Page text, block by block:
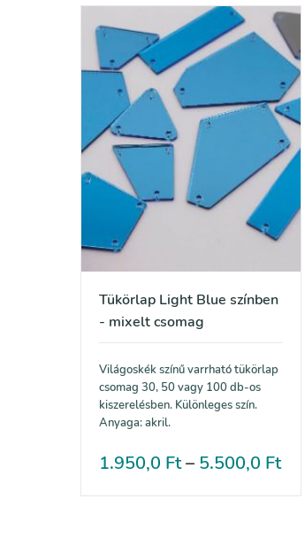
Tükörlap Light Blue színben
- mixelt csomag
Világoskék színű varrható tükörlap
csomag 30, 50 vagy 100 db-os
kiszerelésben. Különleges szín.
Anyaga: akril.
1.950,0 Ft– 5.500,0 Ft